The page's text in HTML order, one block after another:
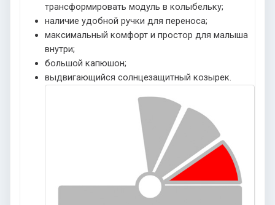
трансформировать модуль в колыбельку;
наличие удобной ручки для переноса;
максимальный комфорт и простор для малыша
внутри;
большой капюшон;
выдвигающийся солнцезащитный козырек.